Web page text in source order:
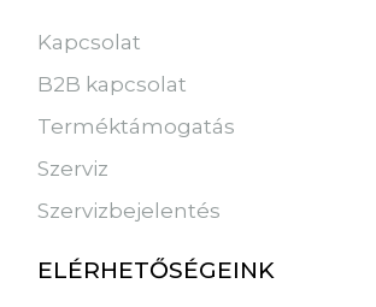
Kapcsolat
B2B kapcsolat
Terméktámogatás
Szerviz
Szervizbejelentés
ELÉRHETŐSÉGEINK